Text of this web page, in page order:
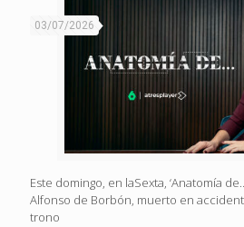
03/07/2026
Este domingo, en laSexta, ‘Anatomía
Alfonso de Borbón, muerto en
trono